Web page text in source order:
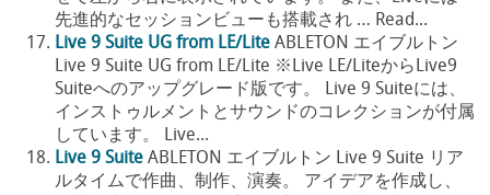
先進的なセッションビューも搭載され … Read...
Live 9 Suite UG from LE/Lite ABLETON エイブルトン
Live 9 Suite UG from LE/Lite ※Live LE/LiteからLive9
Suiteへのアップグレード版です。 Live 9 Suiteには、
インストゥルメントとサウンドのコレクションが付属
しています。 Live...
Live 9 Suite ABLETON エイブルトン Live 9 Suite リア
ルタイムで作曲、制作、演奏。 アイデアを作成し、